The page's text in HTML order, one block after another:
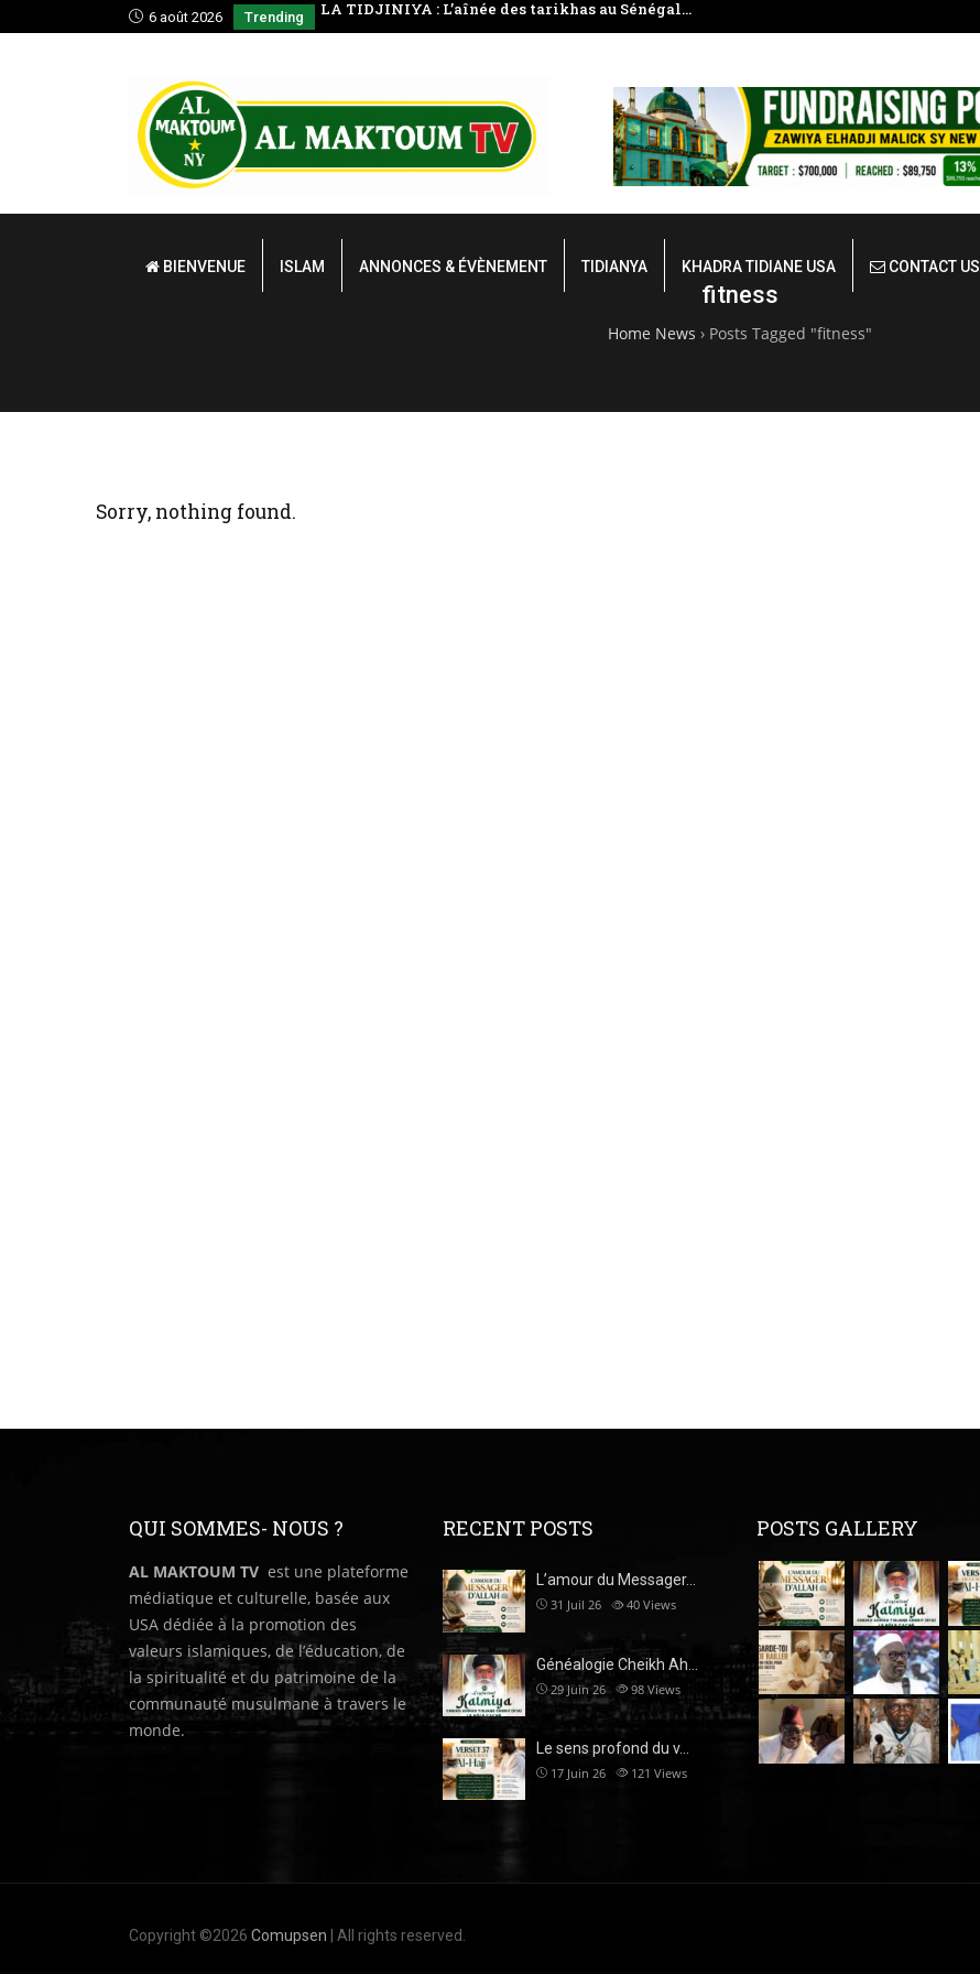
6 août 2026 Trending
La prière en voyage LA TIDJINIYA : L’aînée des tarikhas au Sénégal…
BIENVENUE ISLAM ANNONCES & ÉVÈNEMENT TIDIANYA KHADRA TIDIANE USA CONTACT US
fitness
Home News › Posts Tagged "fitness"
Sorry, nothing found.
QUI SOMMES- NOUS ?
AL MAKTOUM TV est une plateforme
médiatique et culturelle, basée aux
USA dédiée à la promotion des
valeurs islamiques, de l’éducation, de
la spiritualité et du patrimoine de la
communauté musulmane à travers le
monde.
RECENT POSTS
L’amour du Messager…
31 Juil 26 40 Views
Généalogie Cheikh Ah…
29 Juin 26 98 Views
Le sens profond du v…
17 Juin 26 121 Views
POSTS GALLERY
Copyright ©2026 Comupsen | All rights reserved.